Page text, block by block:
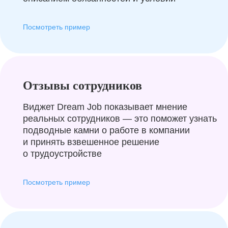
Посмотреть пример
Отзывы сотрудников
Виджет Dream Job показывает мнение
реальных сотрудников — это поможет узнать
подводные камни о работе в компании
и принять взвешенное решение
о трудоустройстве
Посмотреть пример